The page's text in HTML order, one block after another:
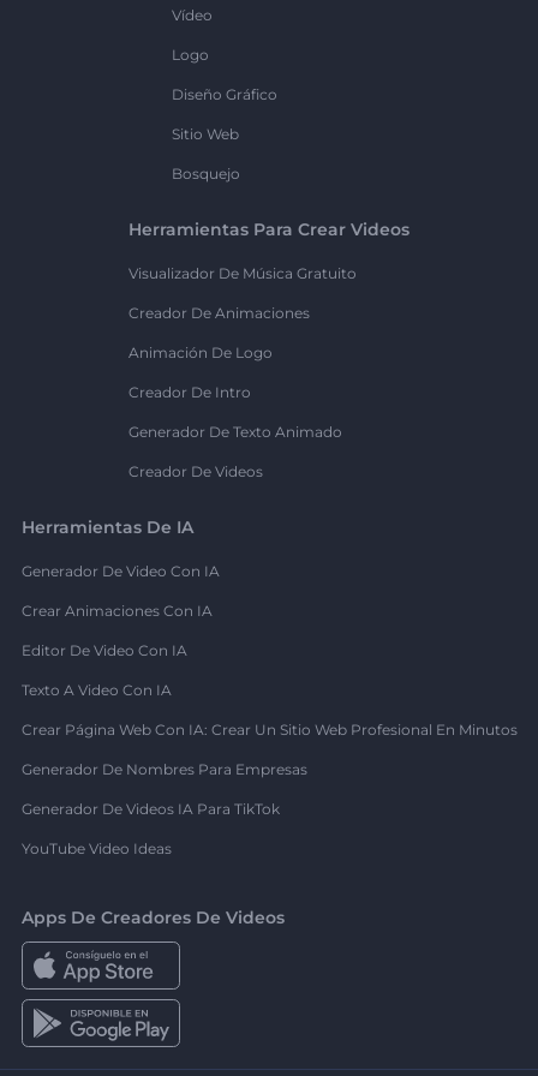
Vídeo
Logo
Diseño Gráfico
Sitio Web
Bosquejo
Herramientas Para Crear Videos
Visualizador De Música Gratuito
Creador De Animaciones
Animación De Logo
Creador De Intro
Generador De Texto Animado
Creador De Videos
Herramientas De IA
Generador De Video Con IA
Crear Animaciones Con IA
Editor De Video Con IA
Texto A Video Con IA
Crear Página Web Con IA: Crear Un Sitio Web Profesional En Minutos
Generador De Nombres Para Empresas
Generador De Videos IA Para TikTok
YouTube Video Ideas
Apps De Creadores De Videos